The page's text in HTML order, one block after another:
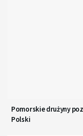
Pomorskie drużyny
Polski